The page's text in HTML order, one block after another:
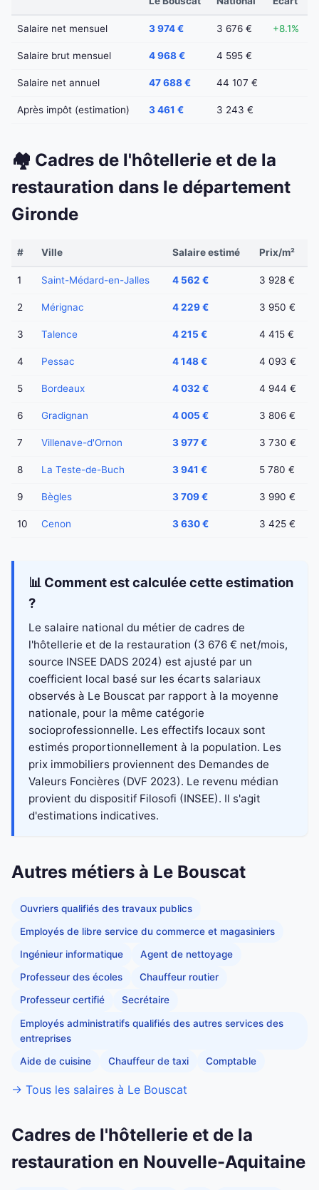
Salaire net mensuel 3 974 € 3 676 € +8.1%
Salaire brut mensuel 4 968 € 4 595 €
Salaire net annuel 47 688 € 44 107 €
Après impôt (estimation) 3 461 € 3 243 €
🏘️ Cadres de l'hôtellerie et de la
restauration dans le département
Gironde
# Ville Salaire estimé Prix/m²
1 Saint-Médard-en-Jalles 4 562 € 3 928 €
2 Mérignac 4 229 € 3 950 €
3 Talence 4 215 € 4 415 €
4 Pessac 4 148 € 4 093 €
5 Bordeaux 4 032 € 4 944 €
6 Gradignan 4 005 € 3 806 €
7 Villenave-d'Ornon 3 977 € 3 730 €
8 La Teste-de-Buch 3 941 € 5 780 €
9 Bègles 3 709 € 3 990 €
10 Cenon 3 630 € 3 425 €
📊 Comment est calculée cette estimation
?
Le salaire national du métier de cadres de
l'hôtellerie et de la restauration (3 676 € net/mois,
source INSEE DADS 2024) est ajusté par un
coefficient local basé sur les écarts salariaux
observés à Le Bouscat par rapport à la moyenne
nationale, pour la même catégorie
socioprofessionnelle. Les effectifs locaux sont
estimés proportionnellement à la population. Les
prix immobiliers proviennent des Demandes de
Valeurs Foncières (DVF 2023). Le revenu médian
provient du dispositif Filosofi (INSEE). Il s'agit
d'estimations indicatives.
Autres métiers à Le Bouscat
Ouvriers qualifiés des travaux publics
Employés de libre service du commerce et magasiniers
Ingénieur informatique Agent de nettoyage
Professeur des écoles Chauffeur routier
Professeur certifié Secrétaire
Employés administratifs qualifiés des autres services des
entreprises
Aide de cuisine Chauffeur de taxi Comptable
→ Tous les salaires à Le Bouscat
Cadres de l'hôtellerie et de la
restauration en Nouvelle-Aquitaine